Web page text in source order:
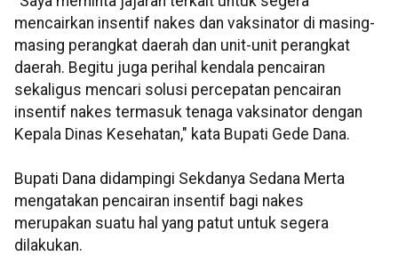
mencairkan insentif nakes dan vaksinator di masing-
masing perangkat daerah dan unit-unit perangkat
daerah. Begitu juga perihal kendala pencairan
sekaligus mencari solusi percepatan pencairan
insentif nakes termasuk tenaga vaksinator dengan
Kepala Dinas Kesehatan," kata Bupati Gede Dana.
Bupati Dana didampingi Sekdanya Sedana Merta
mengatakan pencairan insentif bagi nakes
merupakan suatu hal yang patut untuk segera
dilakukan.